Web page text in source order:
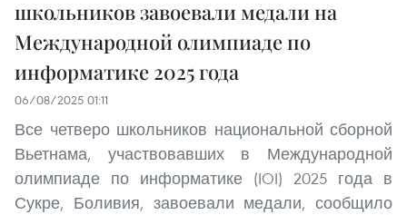
школьников завоевали медали на
Международной олимпиаде по
информатике 2025 года
06/08/2025 01:11
Все четверо школьников национальной сборной
Вьетнама, участвовавших в Международной
олимпиаде по информатике (IOI) 2025 года в
Сукре, Боливия, завоевали медали, сообщило